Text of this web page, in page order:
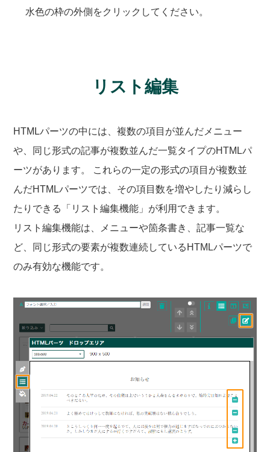
水色の枠の外側をクリックしてください。
リスト編集
HTMLパーツの中には、複数の項目が並んだメニュー
や、同じ形式の記事が複数並んだ一覧タイプのHTMLパ
ーツがあります。 これらの一定の形式の項目が複数並
んだHTMLパーツでは、その項目数を増やしたり減らし
たりできる「リスト編集機能」が利用できます。
リスト編集機能は、メニューや箇条書き、記事一覧な
ど、同じ形式の要素が複数連続しているHTMLパーツで
のみ有効な機能です。